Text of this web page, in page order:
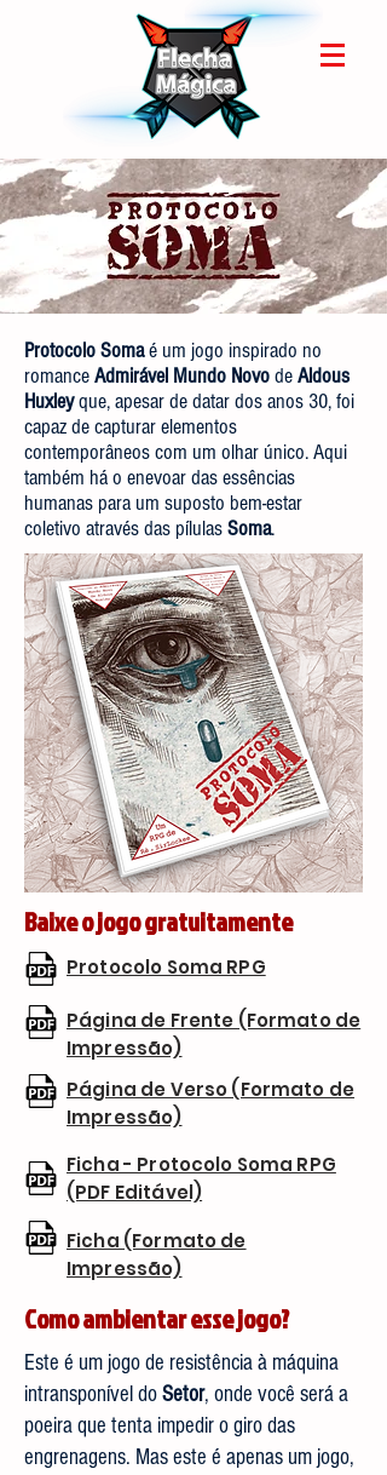
Protocolo Somaé um jogo inspirado no
romanceAdmirável Mundo NovodeAldous
Huxleyque, apesar de datar dos anos 30, foi
capaz de capturar elementos
contemporâneos com um olhar único. Aqui
também há o enevoar das essências
humanas para um suposto bem-estar
coletivo através das pílulasSoma.
Baixe o jogo gratuitamente
Protocolo Soma RPG
Página de Frente (Formato de
Impressão)
Página de Verso (Formato de
Impressão)
Ficha - Protocolo Soma RPG
(PDF Editável)
Ficha (Formato de
Impressão)
Como ambientar esse jogo?
Este é um jogo de resistência à máquina
intransponível doSetor, onde você será a
poeira que tenta impedir o giro das
engrenagens. Mas este é apenas um jogo,